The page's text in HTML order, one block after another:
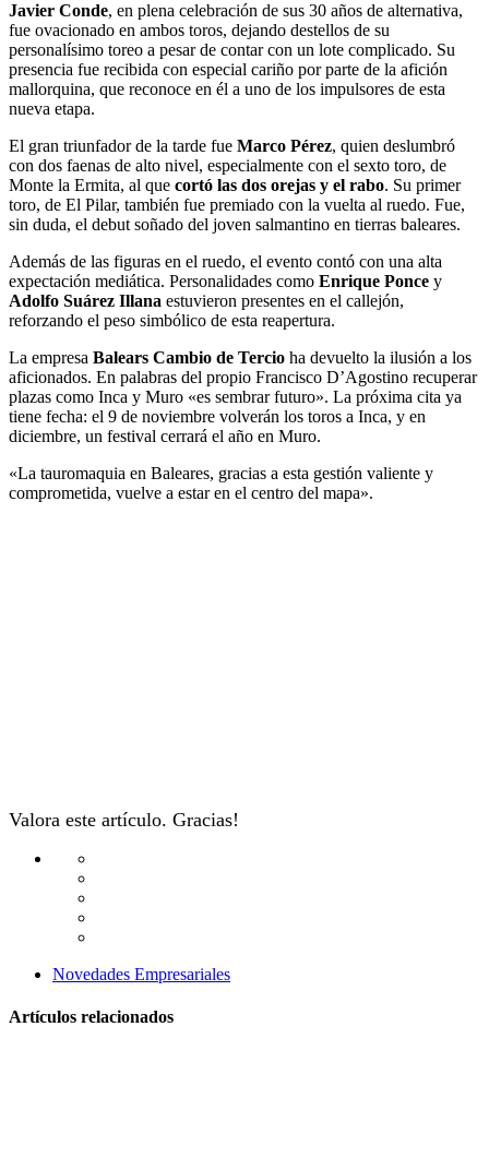
Javier Conde, en plena celebración de sus 30 años de alternativa,
fue ovacionado en ambos toros, dejando destellos de su
personalísimo toreo a pesar de contar con un lote complicado. Su
presencia fue recibida con especial cariño por parte de la afición
mallorquina, que reconoce en él a uno de los impulsores de esta
nueva etapa.
El gran triunfador de la tarde fue Marco Pérez, quien deslumbró
con dos faenas de alto nivel, especialmente con el sexto toro, de
Monte la Ermita, al que cortó las dos orejas y el rabo. Su primer
toro, de El Pilar, también fue premiado con la vuelta al ruedo. Fue,
sin duda, el debut soñado del joven salmantino en tierras baleares.
Además de las figuras en el ruedo, el evento contó con una alta
expectación mediática. Personalidades como Enrique Ponce y
Adolfo Suárez Illana estuvieron presentes en el callejón,
reforzando el peso simbólico de esta reapertura.
La empresa Balears Cambio de Tercio ha devuelto la ilusión a los
aficionados. En palabras del propio Francisco D’Agostino recuperar
plazas como Inca y Muro «es sembrar futuro». La próxima cita ya
tiene fecha: el 9 de noviembre volverán los toros a Inca, y en
diciembre, un festival cerrará el año en Muro.
«La tauromaquia en Baleares, gracias a esta gestión valiente y
comprometida, vuelve a estar en el centro del mapa».
Valora este artículo. Gracias!
Novedades Empresariales
Artículos relacionados